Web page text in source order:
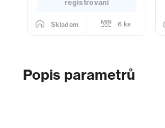
registrovaní
Skladem 6 ks
Popis parametrů